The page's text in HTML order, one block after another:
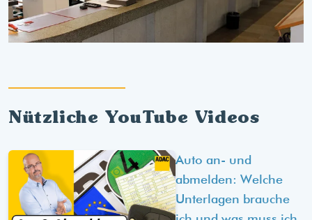
Nützliche YouTube Videos
Auto an- und
abmelden: Welche
Unterlagen brauche